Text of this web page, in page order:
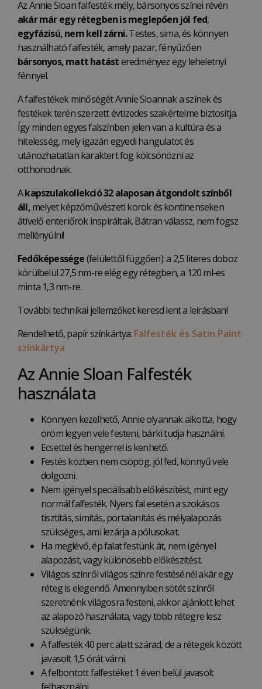
Az Annie Sloan falfesték mély, bársonyos színei révén
akár már egy rétegben is meglepően jól fed,
egyfázisú, nem kell zárni.Testes, sima, és könnyen
használható falfesték, amely pazar, fényűzően
bársonyos, matt hatásteredményez egy leheletnyi
fénnyel.
A falfestékek minőségét Annie Sloannak a színek és
festékek terén szerzett évtizedes szakértelme biztosítja.
Így minden egyes falszínben jelen van a kultúra és a
hitelesség, mely igazán egyedi hangulatot és
utánozhatatlan karaktert fog kölcsönözni az
otthonodnak.
Akapszulakollekció32 alaposan átgondolt színből
áll,melyet képzőművészeti korok és kontinenseken
átívelő enteriőrök inspiráltak. Bátran válassz, nem fogsz
mellényúlni!
Fedőképessége(felülettől függően): a 2,5 literes doboz
körülbelül 27,5 nm-re elég egy rétegben, a 120 ml-es
minta 1,3 nm-re.
További technikai jellemzőket keresd lent a leírásban!
Rendelhető, papír színkártya:Falfesték és Satin Paint
színkártya
Az Annie Sloan Falfesték
használata
Könnyen kezelhető, Annie olyannak alkotta, hogy
öröm legyen vele festeni, bárki tudja használni.
Ecsettel és hengerrel is kenhető.
Festés közben nem csöpög, jól fed, könnyű vele
dolgozni.
Nem igényel speciálisabb előkészítést, mint egy
normál falfesték. Nyers fal esetén a szokásos
tisztítás, simítás, portalanítás és mélyalapozás
szükséges, ami lezárja a pólusokat.
Ha meglévő, ép falat festünk át, nem igényel
alapozást, vagy különösebb előkészítést.
Világos színről világos színre festésénél akár egy
réteg is elegendő. Amennyiben sötét színről
szeretnénk világosra festeni, akkor ajánlott lehet
az alapozó használata, vagy több rétegre lesz
szükségünk.
A falfesték 40 perc alatt szárad, de a rétegek között
javasolt 1,5 órát várni.
A felbontott falfestéket 1 éven belül javasolt